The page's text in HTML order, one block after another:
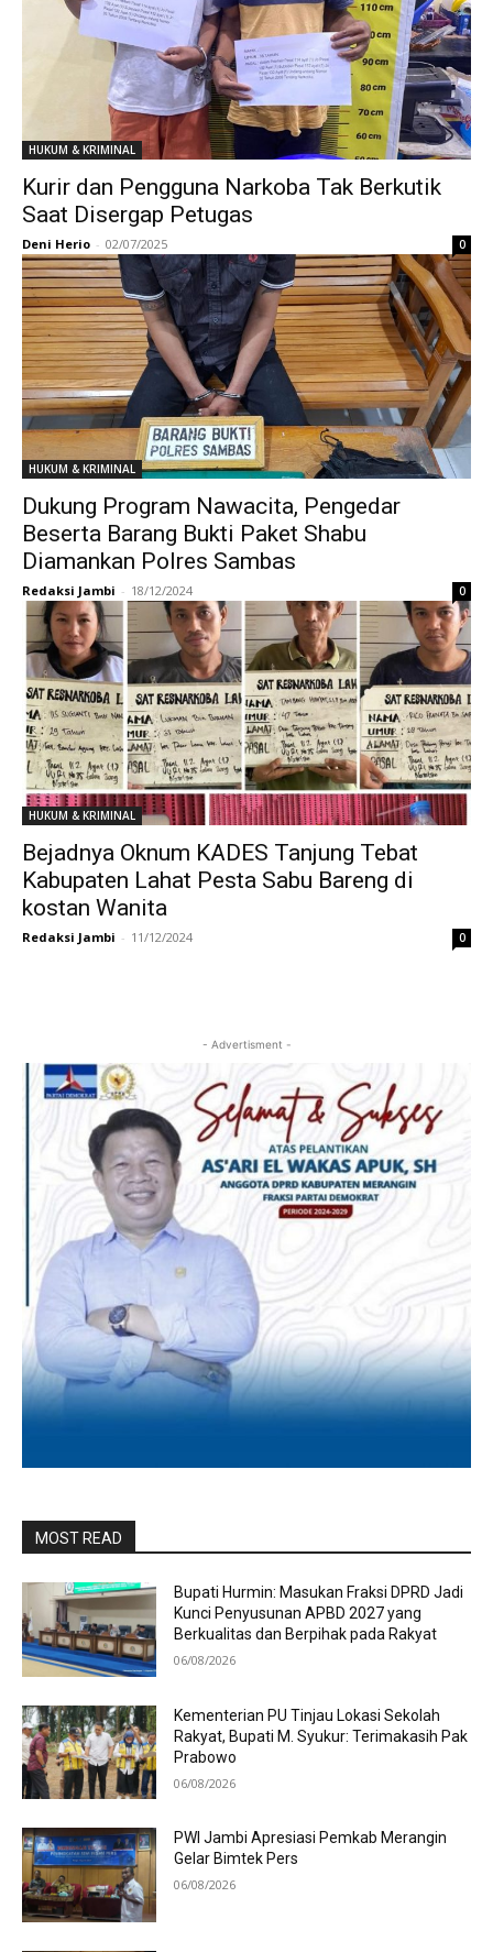
HUKUM & KRIMINAL
Kurir dan Pengguna Narkoba Tak Berkutik
Saat Disergap Petugas
Deni Herio - 02/07/2025 0
HUKUM & KRIMINAL
Dukung Program Nawacita, Pengedar
Beserta Barang Bukti Paket Shabu
Diamankan Polres Sambas
Redaksi Jambi - 18/12/2024 0
HUKUM & KRIMINAL
Bejadnya Oknum KADES Tanjung Tebat
Kabupaten Lahat Pesta Sabu Bareng di
kostan Wanita
Redaksi Jambi - 11/12/2024 0
- Advertisment -
MOST READ
Bupati Hurmin: Masukan Fraksi DPRD Jadi
Kunci Penyusunan APBD 2027 yang
Berkualitas dan Berpihak pada Rakyat
06/08/2026
Kementerian PU Tinjau Lokasi Sekolah
Rakyat, Bupati M. Syukur: Terimakasih Pak
Prabowo
06/08/2026
PWI Jambi Apresiasi Pemkab Merangin
Gelar Bimtek Pers
06/08/2026